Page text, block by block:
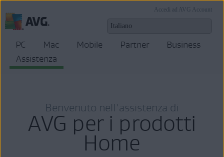
Accedi ad AVG Account
PC Mac Mobile Partner
Business
Assistenza
Benvenuto nell'assistenza di
AVG per i prodotti
Home